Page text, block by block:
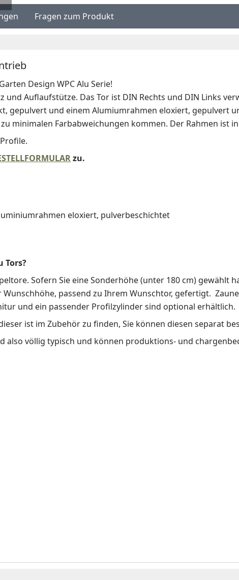
Fragen zum Produkt
Design WPC Alu Serie!
Auflaufstütze. Das Tor ist DIN Rechts und DIN Links
gepulvert und einem Alumiumrahmen eloxiert, gepulvert
minimalen Farbabweichungen kommen. Der Rahmen ist in
zu.
eloxiert, pulverbeschichtet
Tors?
Sofern Sie eine Sonderhöhe (unter 180 cm) gewählt
passend zu Ihrem Wunschtor, gefertigt.
und ein passender Profilzylinder sind optional erhältlich.
ist im Zubehör zu finden, Sie können diesen separat
völlig typisch und können produktions- und